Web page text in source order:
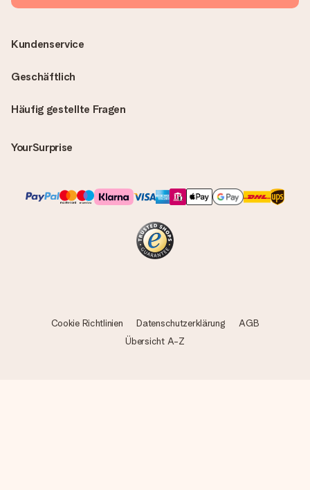
Häufig gestellte Fragen
YourSurprise
Kundenservice
Geschäftlich
Cookie Richtlinien Datenschutzerklärung
AGB
Übersicht A-Z